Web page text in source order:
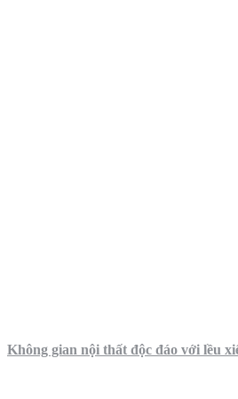
Không gian nội thất độc đáo với lều